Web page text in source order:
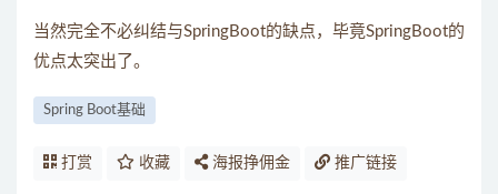
当然完全不必纠结与SpringBoot的缺点，毕竟SpringBoot的
优点太突出了。
Spring Boot基础
打赏 收藏 海报挣佣金 推广链接